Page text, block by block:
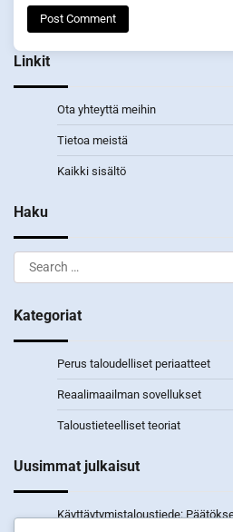
Linkit
Ota yhteyttä meihin
Tietoa meistä
Kaikki sisältö
Haku
Search
for:
Kategoriat
Perus taloudelliset periaatteet
Reaalimaailman sovellukset
Taloustieteelliset teoriat
Uusimmat julkaisut
Käyttäytymistaloustiede: